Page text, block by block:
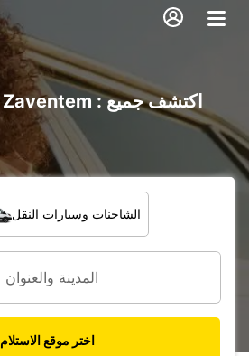
الشاحنات وسيارات النقل
اختر موقع الاستلام